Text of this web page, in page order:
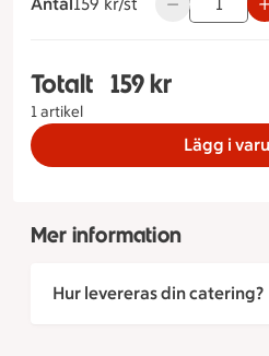
Totalt
1 artikel
Totalt 1 stycken
159 kr
Lägg i
Mer information
Hur levereras din catering?